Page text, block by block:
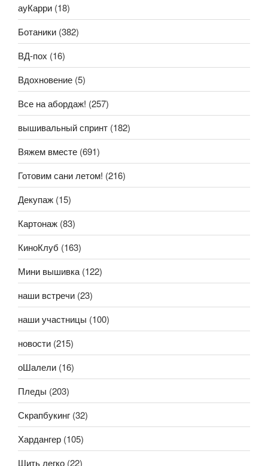
ауКарри (18)
Ботаники (382)
ВД-пох (16)
Вдохновение (5)
Все на абордаж! (257)
вышивальный спринт (182)
Вяжем вместе (691)
Готовим сани летом! (216)
Декупаж (15)
Картонаж (83)
КиноКлуб (163)
Мини вышивка (122)
наши встречи (23)
наши участницы (100)
новости (215)
оШалели (16)
Пледы (203)
Скрапбукинг (32)
Хардангер (105)
Шить легко (22)